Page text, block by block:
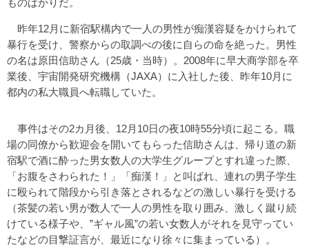
ものばかりだ。
昨年12月に新宿駅構内で一人の男性が痴漢容疑をかけられて
暴行を受け、警察からの取調べの後に自らの命を絶った。男性
の名は原田信助さん（25歳・当時）。2008年に早大商学部を卒
業後、宇宙開発研究機構（JAXA）に入社した後、昨年10月に
都内の私大職員へ転職していた。
事件はその2カ月後、12月10日の夜10時55分頃に起こる。職
場の同僚から歓迎会を開いてもらった信助さんは、帰り道の新
宿駅で酒に酔った男女数人の大学生グループとすれ違った際、
「お腹をさわられた！」「痴漢！」と叫ばれ、連れの男子学生
に殴られて階段から引き落とされるなどの激しい暴行を受ける
（茶髪の若い男が数人で一人の男性を取り囲み、激しく蹴り続
けている様子や、”ギャル風”の若い女数人がそれを見守ってい
たなどの目撃証言が、最近になり徐々に集まっている）。